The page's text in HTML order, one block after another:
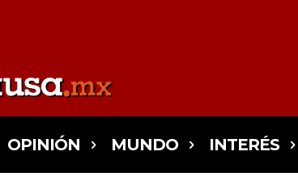
OPINIÓN MUNDO INTERÉS